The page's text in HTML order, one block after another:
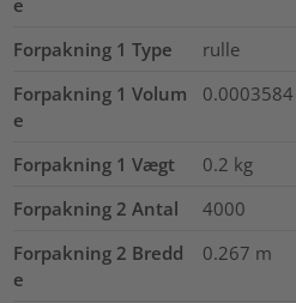
Forpakning 1 Type
rulle
Forpakning 1 Volum
e
0.0003584
Forpakning 1 Vægt 0.2 kg
Forpakning 2 Antal
4000
Forpakning 2 Bredd
e
0.267 m